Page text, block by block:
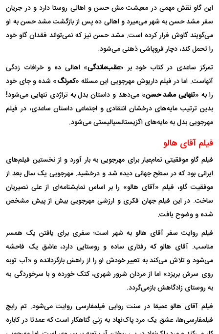
این گاو نقش مهمی در معیشت مش حسن و اهالی روستا دارد و در جریان
سفر مشد حسن به شهر می‌میرد و اهالی ده پس از بازگشت مشد حسن به او
می‌گویند گاوش فرار کرده است. مشد حسن نیز که نمی‌تواند فقدان گاو خود
را تحمل کند، دچار فروپاشی ذهنی می‌شود.
تمرکز ساعدی در کتاب خود بر «عقب‌ماندگی» اهالی ده و خرافات زدگی
آنهاست. اما در فیلم داریوش مهرجویی این مسئله «کمرنگ» شده و جای خود
را به «تنهایی مشد حسن» می‌دهد و داستان بدل به تراژدی تنهایی می‌شود!
بدین ترتیب مایه‌های درخشان انتقادی و اجتماعی داستان ساعدی، در فیلم
مهرجویی بدل به مایه‌های اگزیستانسیالیستی می‌شود.
فیلم آقای هالو
فیلم گاو موفقیتی تمام‌عیار برای مهرجویی به بار آورد و از نخستین فیلم‌های
ایرانی بود که در سطح جهانی دیده شد و درخشید. مهرجویی یک سال بعد از
موفقیت گاو، فیلم «آقای هالو» را بر اساس نمایشنامه‌ای از علی نصیریان
ساخت. در این فیلم جهان فکری و ارزشی مهرجویی بیش از پیش مشخص
شده و وضوح یافت.
فیلم روایت سفر آقای هالو به شهر است؛ سفری برای یافتن یک همسر
مناسب. آقای هالو که رفتاری ساده و روستایی دارد، عاشق یک فاحشه
می‌شود و تلاش می‌کند به تعبیر خودش او را از راهش بازگردانده و «آب توبه
روی سرش بریزد» اما از مردان شرور شهری، کتک خورده و با سرخوردگی به
به روستای زادگاهش بازمی‌گردد.
فیلم آقای هالو عمیقا در سنت روایی فیلمفارسی روایت می‌شود. تم رایج
فیلمفارسی‌ها، عشق یک مرد پاک‌نهاد به زنی گناهکار است که عمدتا در کاباره